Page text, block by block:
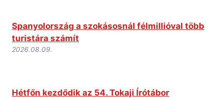
Spanyolország a szokásosnál félmillióval több
turistára számít
2026.08.09.
Hétfőn kezdődik az 54. Tokaji Írótábor